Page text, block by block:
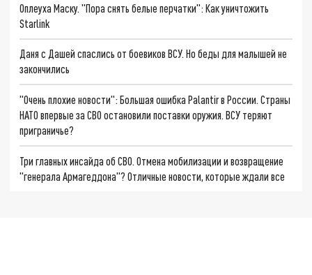
Оплеуха Маску. "Пора снять белые перчатки": Как уничтожить
Starlink
Даня с Дашей спаслись от боевиков ВСУ. Но беды для малышей не
закончились
"Очень плохие новости": Большая ошибка Palantir в России. Страны
НАТО впервые за СВО остановили поставки оружия. ВСУ теряют
приграничье?
Три главных инсайда об СВО. Отмена мобилизации и возвращение
"генерала Армагеддона"? Отличные новости, которые ждали все